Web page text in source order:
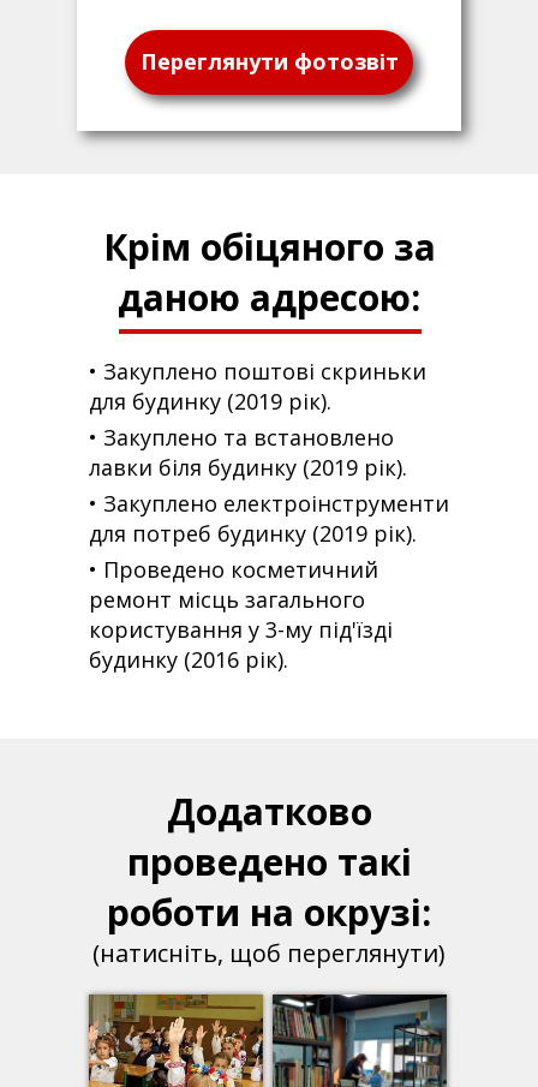
Переглянути фотозвіт
Крім обіцяного за
даною адресою:
• Закуплено поштові скриньки
для будинку (2019 рік).
• Закуплено та встановлено
лавки біля будинку (2019 рік).
• Закуплено електроінструменти
для потреб будинку (2019 рік).
• Проведено косметичний
ремонт місць загального
користування у 3-му під'їзді
будинку (2016 рік).
Додатково
проведено такі
роботи на окрузі:
(натисніть, щоб переглянути)